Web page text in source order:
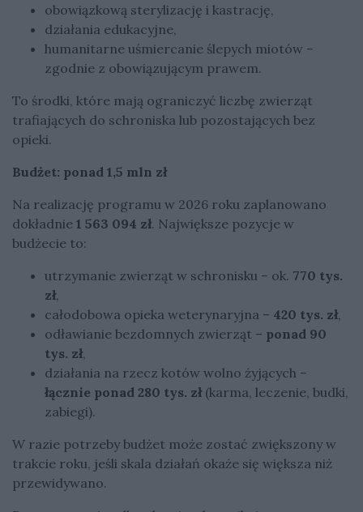
obowiązkową sterylizację i kastrację,
działania edukacyjne,
humanitarne uśmiercanie ślepych miotów –
zgodnie z obowiązującym prawem.
To środki, które mają ograniczyć liczbę zwierząt
trafiających do schroniska lub pozostających bez
opieki.
Budżet: ponad 1,5 mln zł
Na realizację programu w 2026 roku zaplanowano
dokładnie 1 563 094 zł. Największe pozycje w
budżecie to:
utrzymanie zwierząt w schronisku – ok. 770 tys.
zł,
całodobowa opieka weterynaryjna – 420 tys. zł,
odławianie bezdomnych zwierząt – ponad 90
tys. zł,
działania na rzecz kotów wolno żyjących –
łącznie ponad 280 tys. zł (karma, leczenie, budki,
zabiegi).
W razie potrzeby budżet może zostać zwiększony w
trakcie roku, jeśli skala działań okaże się większa niż
przewidywano.